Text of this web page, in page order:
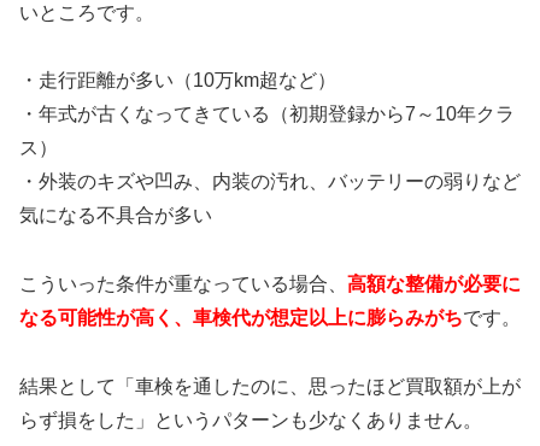
いところです。
・走行距離が多い（10万km超など）
・年式が古くなってきている（初期登録から7～10年クラ
ス）
・外装のキズや凹み、内装の汚れ、バッテリーの弱りなど
気になる不具合が多い
こういった条件が重なっている場合、 高額な整備が必要に
なる可能性が高く、車検代が想定以上に膨らみがちです。
結果として「車検を通したのに、思ったほど買取額が上が
らず損をした」というパターンも少なくありません。